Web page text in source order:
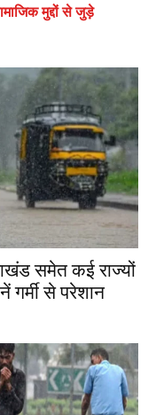
मुद्दों से जुड़े
समेत कई राज्यों
गर्मी से परेशान